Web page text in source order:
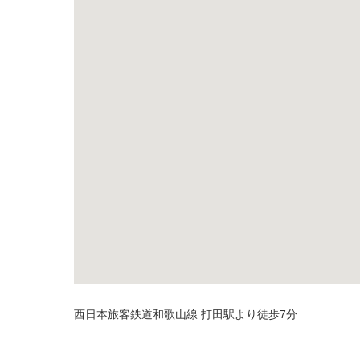
西日本旅客鉄道和歌山線 打田駅より徒歩7分